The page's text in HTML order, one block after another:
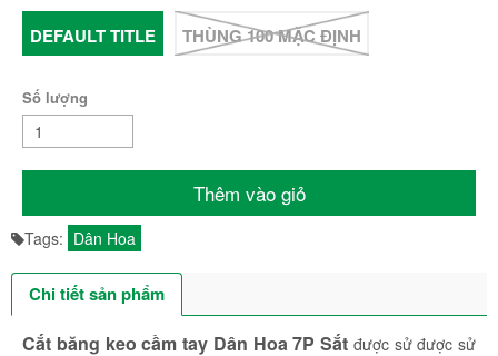
DEFAULT TITLE THÙNG 100 MẶC ĐỊNH
Số lượng
Thêm vào giỏ
Tags: Dân Hoa
Chi tiết sản phẩm
Cắt băng keo cầm tay Dân Hoa 7P Sắt được sử được sử